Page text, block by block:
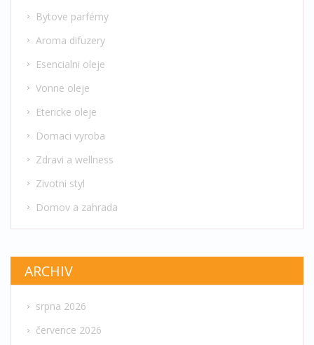
Bytove parfémy
Aroma difuzery
Esencialni oleje
Vonne oleje
Etericke oleje
Domaci vyroba
Zdravi a wellness
Zivotni styl
Domov a zahrada
ARCHIV
srpna 2026
července 2026